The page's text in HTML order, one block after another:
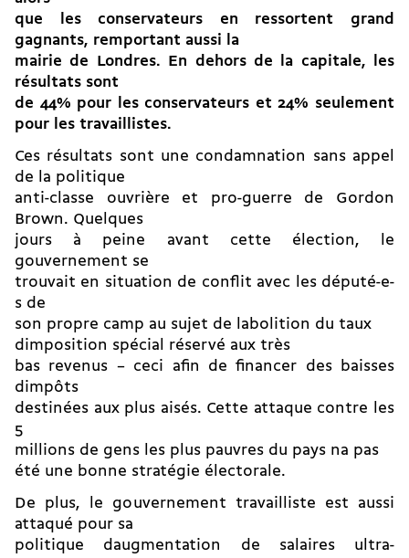
que les conservateurs en ressortent grand
gagnants, remportant aussi la
mairie de Londres. En dehors de la capitale, les
résultats sont
de 44% pour les conservateurs et 24% seulement
pour les travaillistes.
Ces résultats sont une condamnation sans appel
de la politique
anti-classe ouvrière et pro-guerre de Gordon
Brown. Quelques
jours à peine avant cette élection, le
gouvernement se
trouvait en situation de conflit avec les député-e-
s de
son propre camp au sujet de labolition du taux
dimposition spécial réservé aux très
bas revenus – ceci afin de financer des baisses
dimpôts
destinées aux plus aisés. Cette attaque contre les
5
millions de gens les plus pauvres du pays na pas
été une bonne stratégie électorale.
De plus, le gouvernement travailliste est aussi
attaqué pour sa
politique daugmentation de salaires ultra-